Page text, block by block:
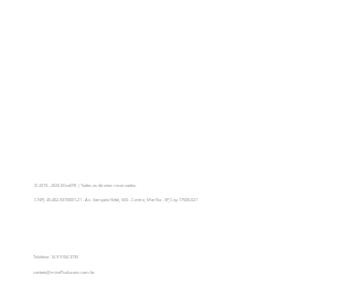
CNPJ: 45.402.937/0001-21 - Av. Sampaio Vidal, 660 - Centro, Marília - SP, Cep 17500-021
© 2019 - 2026 Mind7® | Todos os direitos reservados.
contato@mind7solucoes.com.br
Telefone: 14 9 9104 3735